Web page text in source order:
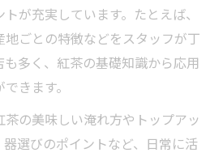
が充実しています。たとえば、
ごとの特徴などをスタッフが丁
多く、紅茶の基礎知識から応用
きます。
の美味しい淹れ方やトップアッ
選びのポイントなど、日常に活